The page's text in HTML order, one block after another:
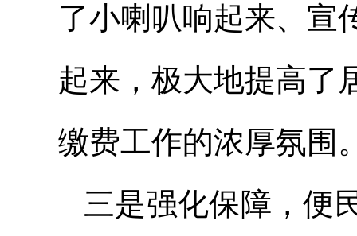
了小喇叭响起来、宣
起来，极大地提高了
缴费工作的浓厚氛围
三是强化保障，便